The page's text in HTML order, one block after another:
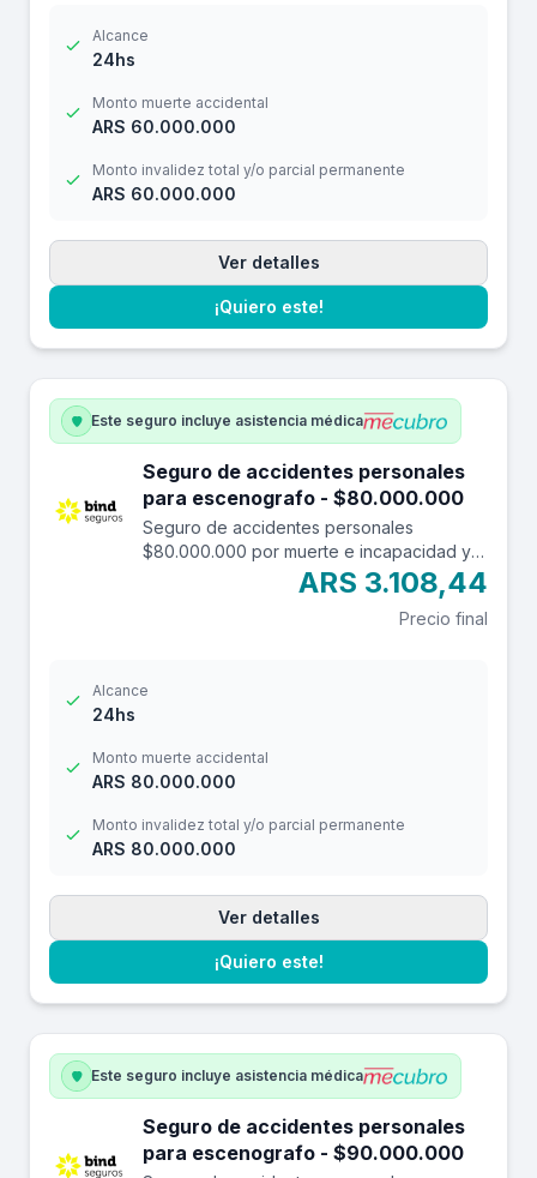
Alcance
24hs
Monto muerte accidental
ARS 60.000.000
Monto invalidez total y/o parcial permanente
ARS 60.000.000
Ver detalles
¡Quiero este!
Este seguro incluye asistencia médica
Seguro de accidentes personales
para escenografo - $80.000.000
Seguro de accidentes personales
$80.000.000 por muerte e incapacidad y
$10.000.000 por reembolso de gastos
médicos con una franquicia de $3.000.-
ARS 3.108,44
Precio final
Alcance
24hs
Monto muerte accidental
ARS 80.000.000
Monto invalidez total y/o parcial permanente
ARS 80.000.000
Ver detalles
¡Quiero este!
Este seguro incluye asistencia médica
Seguro de accidentes personales
para escenografo - $90.000.000